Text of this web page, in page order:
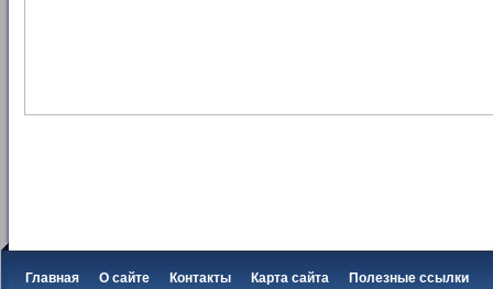
Главная О сайте Контакты Карта сайта
Полезные ссылки